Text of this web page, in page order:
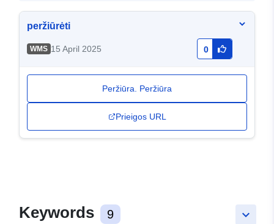
peržiūrėti
WMS 15 April 2025 0
Peržiūra. Peržiūra
Prieigos URL
keyboard_arrow_down
Keywords 9